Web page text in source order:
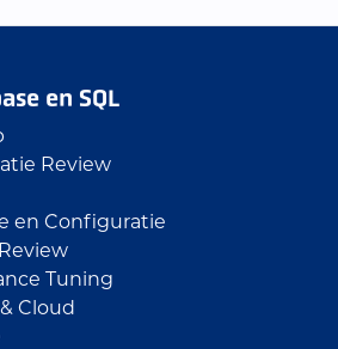
en SQL
Review
en Configuratie
Tuning
Cloud